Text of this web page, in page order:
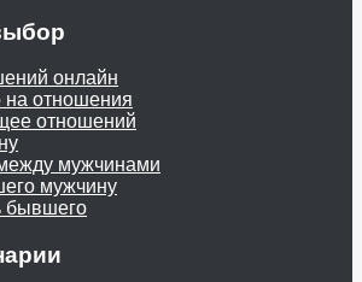
онлайн
на отношения
отношений
мужчинами
мужчину
бывшего